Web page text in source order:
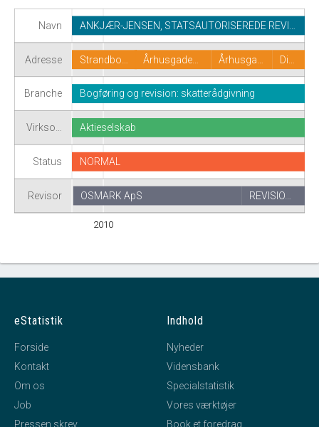
Navn
Adresse
Branche
Virkso…
Status
Revisor
2010
ANKJÆR-JENSEN, STATSAUTORISEREDE REVI…
Strandbo… Århusgade… Århusga… Di…
Bogføring og revision: skatterådgivning
Aktieselskab
NORMAL
REVISIO…
OSMARK ApS
eStatistik
Forside
Kontakt
Om os
Job
Pressen skrev
Indhold
Nyheder
Vidensbank
Specialstatistik
Vores værktøjer
Book et foredrag